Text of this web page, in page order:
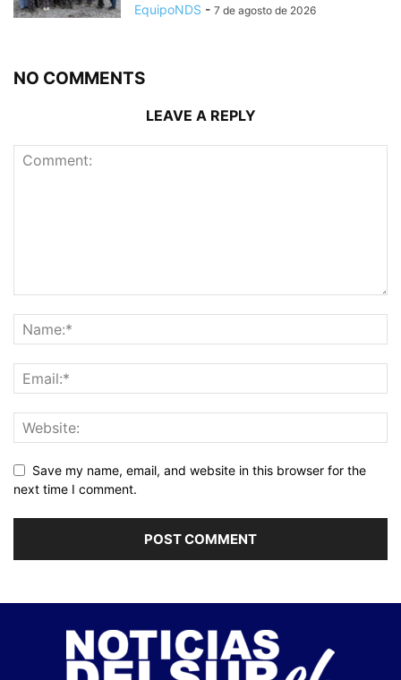
EquipoNDS - 7 de agosto de 2026
NO COMMENTS
LEAVE A REPLY
Save my name, email, and website in this browser for the
next time I comment.